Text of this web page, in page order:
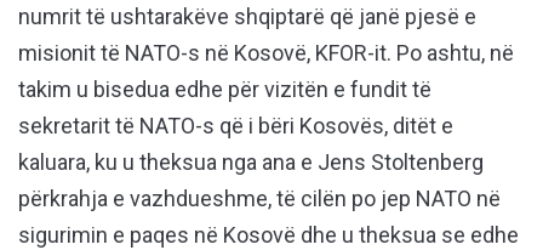
numrit të ushtarakëve shqiptarë që janë pjesë e
misionit të NATO-s në Kosovë, KFOR-it. Po ashtu, në
takim u bisedua edhe për vizitën e fundit të
sekretarit të NATO-s që i bëri Kosovës, ditët e
kaluara, ku u theksua nga ana e Jens Stoltenberg
përkrahja e vazhdueshme, të cilën po jep NATO në
sigurimin e paqes në Kosovë dhe u theksua se edhe